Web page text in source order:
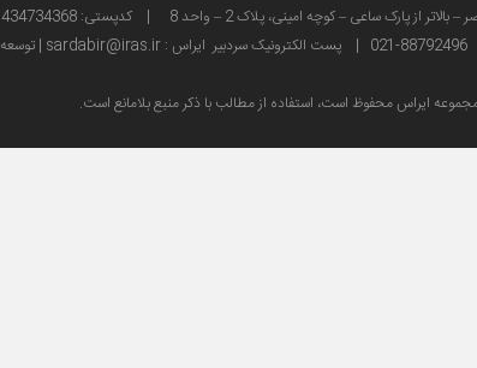
ایراس محفوظ است، استفاده از مطالب با ذكر منبع بلامانع است.